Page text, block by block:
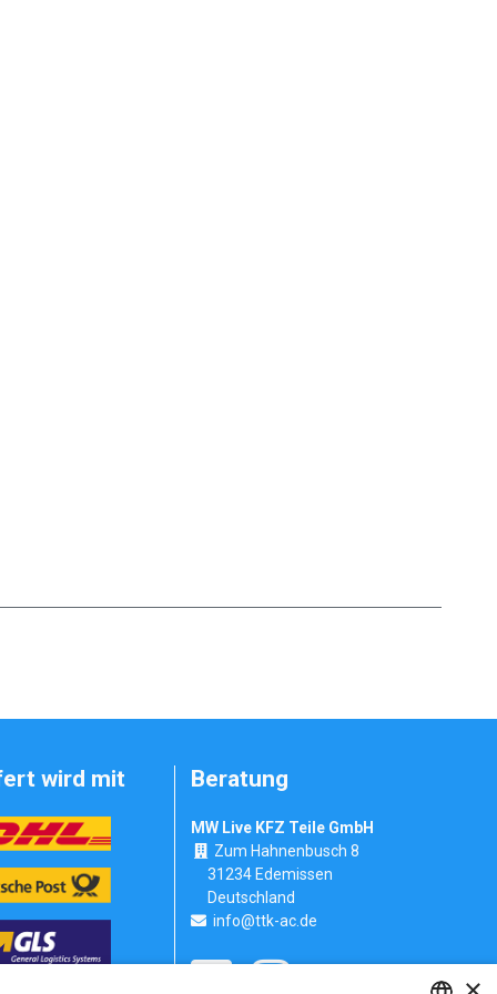
wird mit Beratung
MW Live KFZ Teile GmbH
Zum Hahnenbusch 8
31234 Edemissen
Deutschland
info@ttk-ac.de